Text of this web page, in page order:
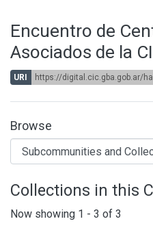
Aportar material
Encuentro de
Asociados de la
URI https://digital.cic.gba.gob.ar/
Browse
Collections in this
Now showing 1 - 3 of 3